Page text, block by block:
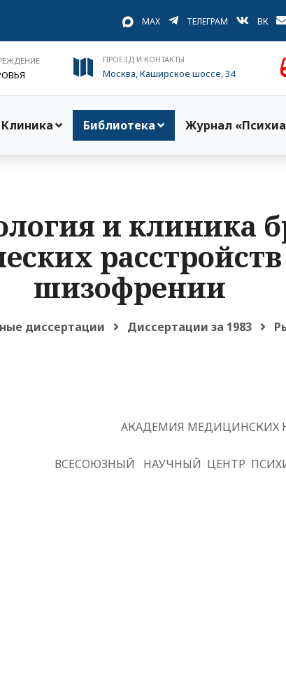
MAX ТЕЛЕГРАМ ВК
ПРОЕЗД И КОНТАКТЫ
Москва, Каширское шоссе, 34
Клиника Библиотека Журнал
и клиника
шизофрении
диссертации Диссертации за 1983
АКАДЕМИЯ МЕДИЦИНСКИХ
ВСЕСОЮЗНЫЙ НАУЧНЫЙ ЦЕНТР